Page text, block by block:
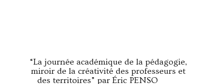
“La journée académique de la pédagogie,
miroir de la créativité des professeurs et
des territoires” par Éric PENSO